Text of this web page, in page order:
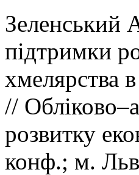
Зеленський
підтримки
хмелярства
//
розвитку
конф.; м.